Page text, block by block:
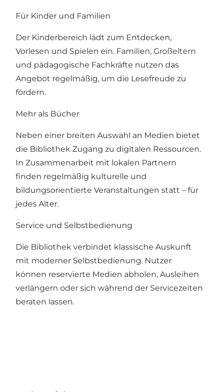
Für Kinder und Familien
Der Kinderbereich lädt zum Entdecken,
Vorlesen und Spielen ein. Familien, Großeltern
und pädagogische Fachkräfte nutzen das
Angebot regelmäßig, um die Lesefreude zu
fördern.
Mehr als Bücher
Neben einer breiten Auswahl an Medien bietet
die Bibliothek Zugang zu digitalen Ressourcen.
In Zusammenarbeit mit lokalen Partnern
finden regelmäßig kulturelle und
bildungsorientierte Veranstaltungen statt – für
jedes Alter.
Service und Selbstbedienung
Die Bibliothek verbindet klassische Auskunft
mit moderner Selbstbedienung. Nutzer
können reservierte Medien abholen, Ausleihen
verlängern oder sich während der Servicezeiten
beraten lassen.